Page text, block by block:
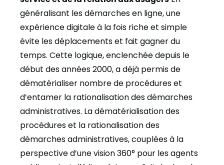
généralisant les démarches en ligne, une
expérience digitale à la fois riche et simple
évite les déplacements et fait gagner du
temps. Cette logique, enclenchée depuis le
début des années 2000, a déjà permis de
dématérialiser nombre de procédures et
d’entamer la rationalisation des démarches
administratives. La dématérialisation des
procédures et la rationalisation des
démarches administratives, couplées à la
perspective d’une vision 360° pour les agents